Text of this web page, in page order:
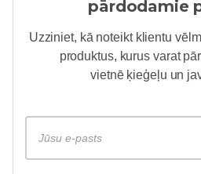
pārdodamie
Uzziniet, kā noteikt klientu
produktus, kurus varat
vietnē ķieģeļu un